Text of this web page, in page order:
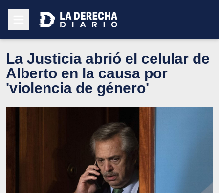
La Justicia abrió el celular de
Alberto en la causa por
'violencia de género'